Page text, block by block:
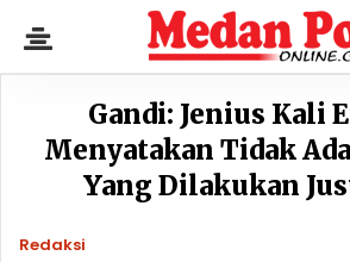
Gandi: Jenius Kali
Menyatakan Tidak
Yang Dilakukan
Redaksi